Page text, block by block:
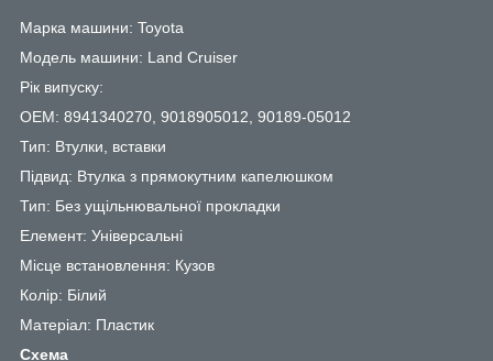
Марка машини: Toyota
Модель машини: Land Cruiser
Рік випуску:
OEM: 8941340270, 9018905012, 90189-05012
Тип: Втулки, вставки
Підвид: Втулка з прямокутним капелюшком
Тип: Без ущільнювальної прокладки
Елемент: Універсальні
Місце встановлення: Кузов
Колір: Білий
Матеріал: Пластик
Схема